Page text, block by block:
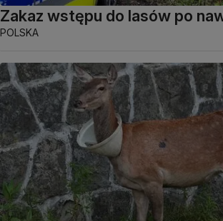
Zakaz wstępu do lasów po
POLSKA